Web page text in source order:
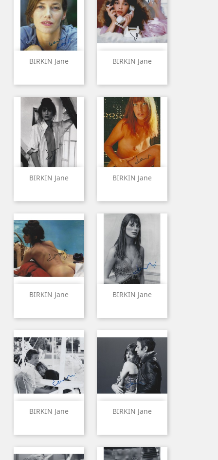
BIRKIN Jane BIRKIN Jane
BIRKIN Jane BIRKIN Jane
BIRKIN Jane BIRKIN Jane
BIRKIN Jane BIRKIN Jane